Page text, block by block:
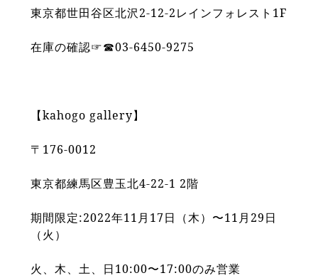
東京都世田谷区北沢2-12-2レインフォレスト1F
在庫の確認☞☎︎03-6450-9275
【kahogo gallery】
〒176-0012
東京都練馬区豊玉北4-22-1 2階
期間限定:2022年11月17日（木）〜11月29日
（火）
火、木、土、日10:00〜17:00のみ営業